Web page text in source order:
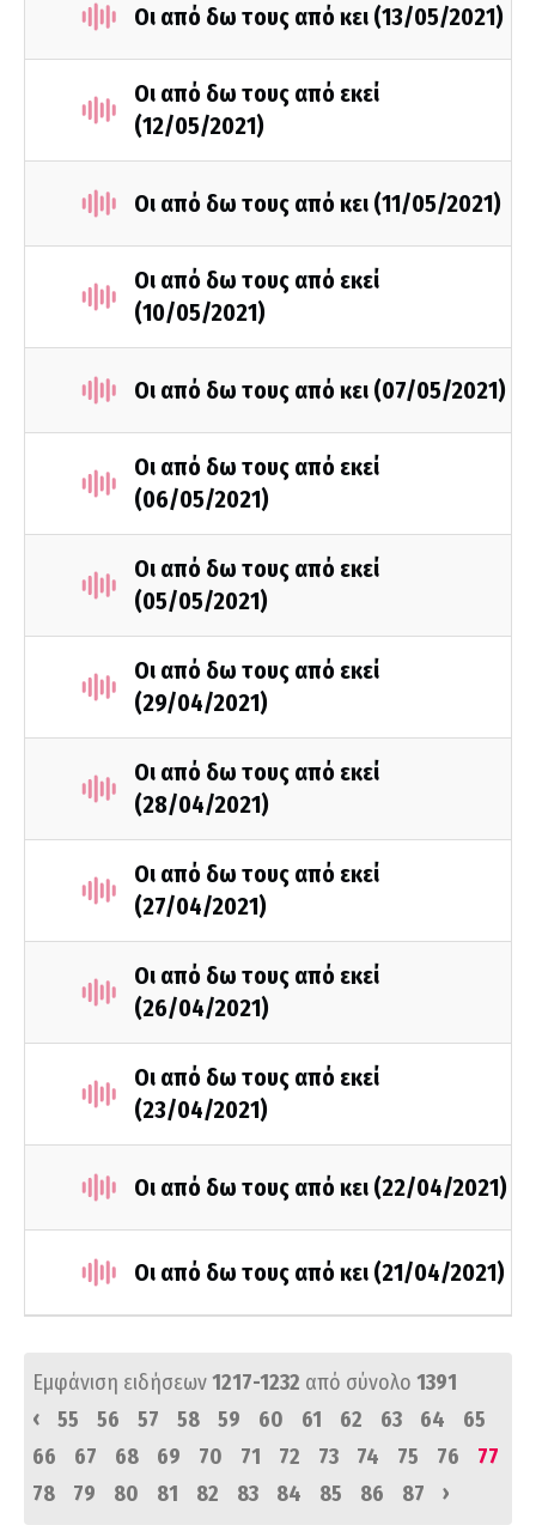
Οι από δω τους από κει (13/05/2021)
Οι από δω τους από εκεί
(12/05/2021)
Οι από δω τους από κει (11/05/2021)
Οι από δω τους από εκεί
(10/05/2021)
Οι από δω τους από κει (07/05/2021)
Οι από δω τους από εκεί
(06/05/2021)
Οι από δω τους από εκεί
(05/05/2021)
Οι από δω τους από εκεί
(29/04/2021)
Οι από δω τους από εκεί
(28/04/2021)
Οι από δω τους από εκεί
(27/04/2021)
Οι από δω τους από εκεί
(26/04/2021)
Οι από δω τους από εκεί
(23/04/2021)
Οι από δω τους από κει (22/04/2021)
Οι από δω τους από κει (21/04/2021)
Εμφάνιση ειδήσεων1217-1232 από σύνολο 1391
‹
55 56 57 58 59 60 61 62 63 64
65
66
67 68 69 70 71 72 73 74 75 76
77
78
79 80 81 82 83 84 85 86 87 ›